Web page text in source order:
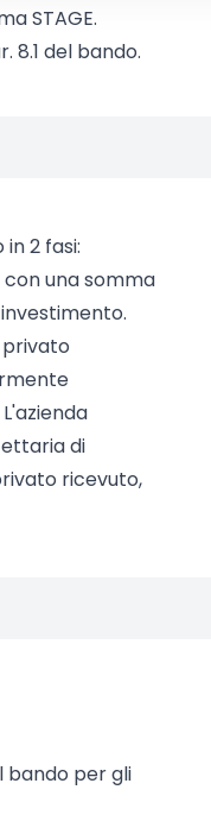
STAGE.
8.1 del bando.
2 fasi:
con una somma
privato
di
ricevuto,
bando per gli